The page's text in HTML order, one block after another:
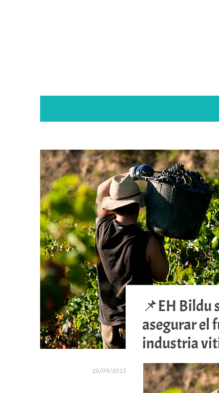
📌EH Bildu
asegurar el
industria
29/09/2023